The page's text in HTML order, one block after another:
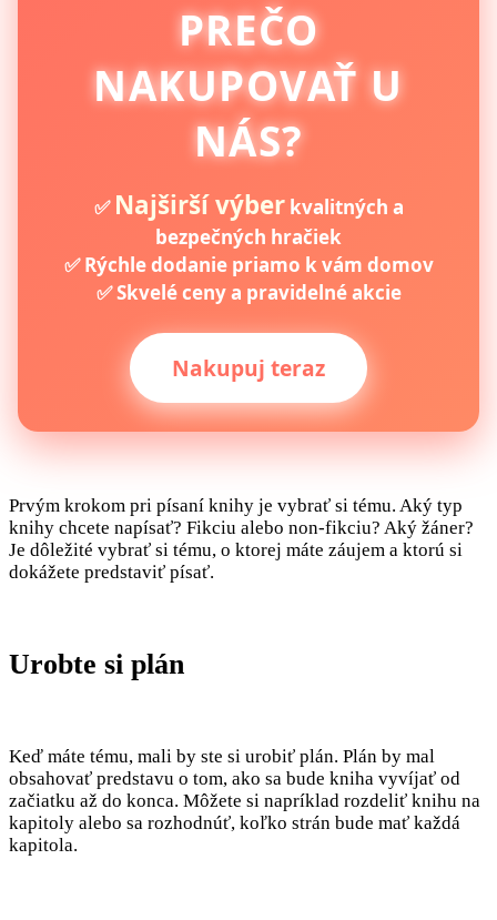
PREČO
NAKUPOVAŤ U
NÁS?
✅ Najširší výberkvalitných a
bezpečných hračiek
✅ Rýchle dodanie priamo k vám domov
✅ Skvelé ceny a pravidelné akcie
Nakupuj teraz
Prvým krokom pri písaní knihy je vybrať si tému. Aký typ
knihy chcete napísať? Fikciu alebo non-fikciu? Aký žáner?
Je dôležité vybrať si tému, o ktorej máte záujem a ktorú si
dokážete predstaviť písať.
Urobte si plán
Keď máte tému, mali by ste si urobiť plán. Plán by mal
obsahovať predstavu o tom, ako sa bude kniha vyvíjať od
začiatku až do konca. Môžete si napríklad rozdeliť knihu na
kapitoly alebo sa rozhodnúť, koľko strán bude mať každá
kapitola.